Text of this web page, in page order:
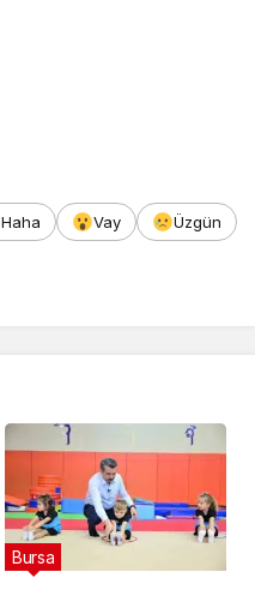
Haha Vay
Üzgün
Bursa